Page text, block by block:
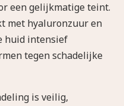
een gelijkmatige teint.
met hyaluronzuur en
huid intensief
tegen schadelijke
is veilig,